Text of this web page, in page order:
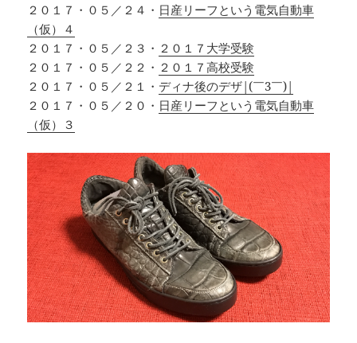
２０１７・０５／２４・ 日産リーフという電気自動車
（仮）４
２０１７・０５／２３・ ２０１７大学受験
２０１７・０５／２２・ ２０１７高校受験
２０１７・０５／２１・ ディナ後のデザ|(￣3￣)|
２０１７・０５／２０・ 日産リーフという電気自動車
（仮）３